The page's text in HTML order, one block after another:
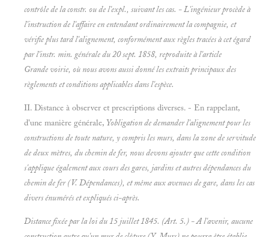
contrôle de la constr. ou de l'expl., suivant les cas. - L'ingénieur procède à
l'instruction de l'affaire en entendant ordinairement la compagnie, et
vérifie plus tard l'alignement, conformément aux règles tracées à cet égard
par l'instr. min. générale du 20 sept. 1858, reproduite à l'article
Grande voirie, où nous avons aussi donné les extraits principaux des
règlements et conditions applicables dans l'espèce.
II. Distance à observer et prescriptions diverses. - En rappelant,
d'une manière générale, Yobligation de demander l'alignement pour les
constructions de toute nature, y compris les murs, dans la zone de servitude
de deux mètres, du chemin de fer, nous devons ajouter que cette condition
s'applique également auxcours des gares, jardins et autres dépendances du
chemin de fer (V.Dépendances), et même aux avenues de gare, dans les cas
divers énumérés et expliqués ci-après.
Distance fixée par la loi du 15 juillet 1845. (Art. 5.) - A l'avenir, aucune